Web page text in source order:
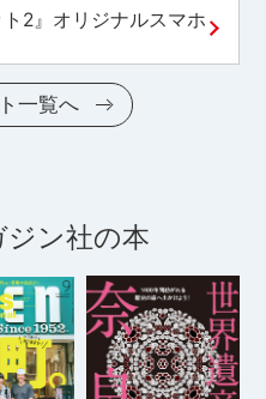
2』オリジナルスマホ
一覧へ
ン社の本